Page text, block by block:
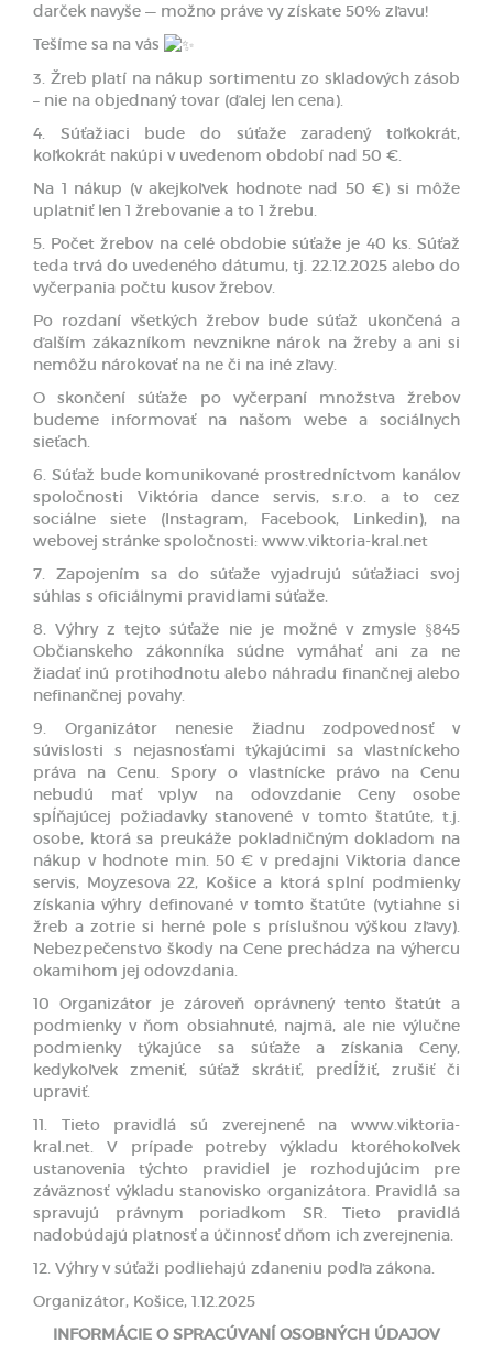
darček navyše — možno práve vy získate 50% zľavu!
Tešíme sa na vás
3. Žreb platí na nákup sortimentu zo skladových zásob
– nie na objednaný tovar (ďalej len cena).
4. Súťažiaci bude do súťaže zaradený toľkokrát,
koľkokrát nakúpi v uvedenom období nad 50 €.
Na 1 nákup (v akejkoľvek hodnote nad 50 €) si môže
uplatniť len 1 žrebovanie a to 1 žrebu.
5. Počet žrebov na celé obdobie súťaže je 40 ks. Súťaž
teda trvá do uvedeného dátumu, tj. 22.12.2025 alebo do
vyčerpania počtu kusov žrebov.
Po rozdaní všetkých žrebov bude súťaž ukončená a
ďalším zákazníkom nevznikne nárok na žreby a ani si
nemôžu nárokovať na ne či na iné zľavy.
O skončení súťaže po vyčerpaní množstva žrebov
budeme informovať na našom webe a sociálnych
sieťach.
6. Súťaž bude komunikované prostredníctvom kanálov
spoločnosti Viktória dance servis, s.r.o. a to cez
sociálne siete (Instagram, Facebook, Linkedin), na
webovej stránke spoločnosti: www.viktoria-kral.net
7. Zapojením sa do súťaže vyjadrujú súťažiaci svoj
súhlas s oficiálnymi pravidlami súťaže.
8. Výhry z tejto súťaže nie je možné v zmysle §845
Občianskeho zákonníka súdne vymáhať ani za ne
žiadať inú protihodnotu alebo náhradu finančnej alebo
nefinančnej povahy.
9. Organizátor nenesie žiadnu zodpovednosť v
súvislosti s nejasnosťami týkajúcimi sa vlastníckeho
práva na Cenu. Spory o vlastnícke právo na Cenu
nebudú mať vplyv na odovzdanie Ceny osobe
spĺňajúcej požiadavky stanovené v tomto štatúte, t.j.
osobe, ktorá sa preukáže pokladničným dokladom na
nákup v hodnote min. 50 € v predajni Viktoria dance
servis, Moyzesova 22, Košice a ktorá splní podmienky
získania výhry definované v tomto štatúte (vytiahne si
žreb a zotrie si herné pole s príslušnou výškou zľavy).
Nebezpečenstvo škody na Cene prechádza na výhercu
okamihom jej odovzdania.
10 Organizátor je zároveň oprávnený tento štatút a
podmienky v ňom obsiahnuté, najmä, ale nie výlučne
podmienky týkajúce sa súťaže a získania Ceny,
kedykoľvek zmeniť, súťaž skrátiť, predĺžiť, zrušiť či
upraviť.
11. Tieto pravidlá sú zverejnené na www.viktoria-
kral.net. V prípade potreby výkladu ktoréhokoľvek
ustanovenia týchto pravidiel je rozhodujúcim pre
záväznosť výkladu stanovisko organizátora. Pravidlá sa
spravujú právnym poriadkom SR. Tieto pravidlá
nadobúdajú platnosť a účinnosť dňom ich zverejnenia.
12. Výhry v súťaži podliehajú zdaneniu podľa zákona.
Organizátor, Košice, 1.12.2025
INFORMÁCIE O SPRACÚVANÍ OSOBNÝCH ÚDAJOV